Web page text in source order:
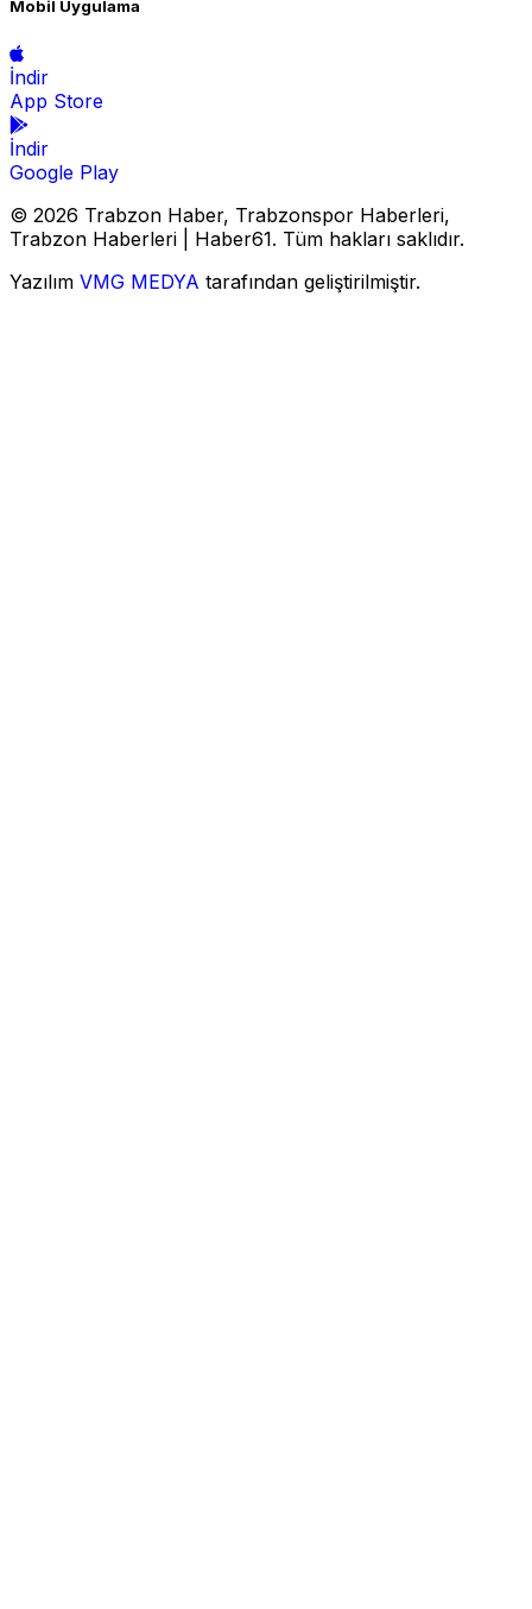
Mobil Uygulama
İndir
App Store
İndir
Google Play
© 2026 Trabzon Haber, Trabzonspor Haberleri,
Trabzon Haberleri | Haber61. Tüm hakları saklıdır.
Yazılım VMG MEDYA tarafından geliştirilmiştir.